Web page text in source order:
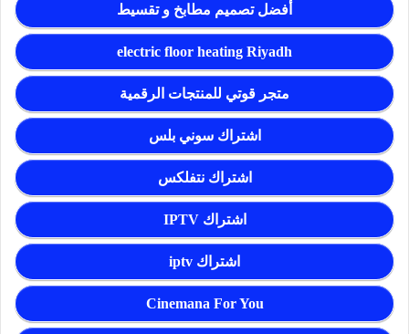
أفضل تصميم مطابخ و تقسيط
electric floor heating Riyadh
متجر قوتي للمنتجات الرقمية
اشتراك سوني بلس
اشتراك نتفلكس
اشتراك IPTV
اشتراك iptv
Cinemana For You